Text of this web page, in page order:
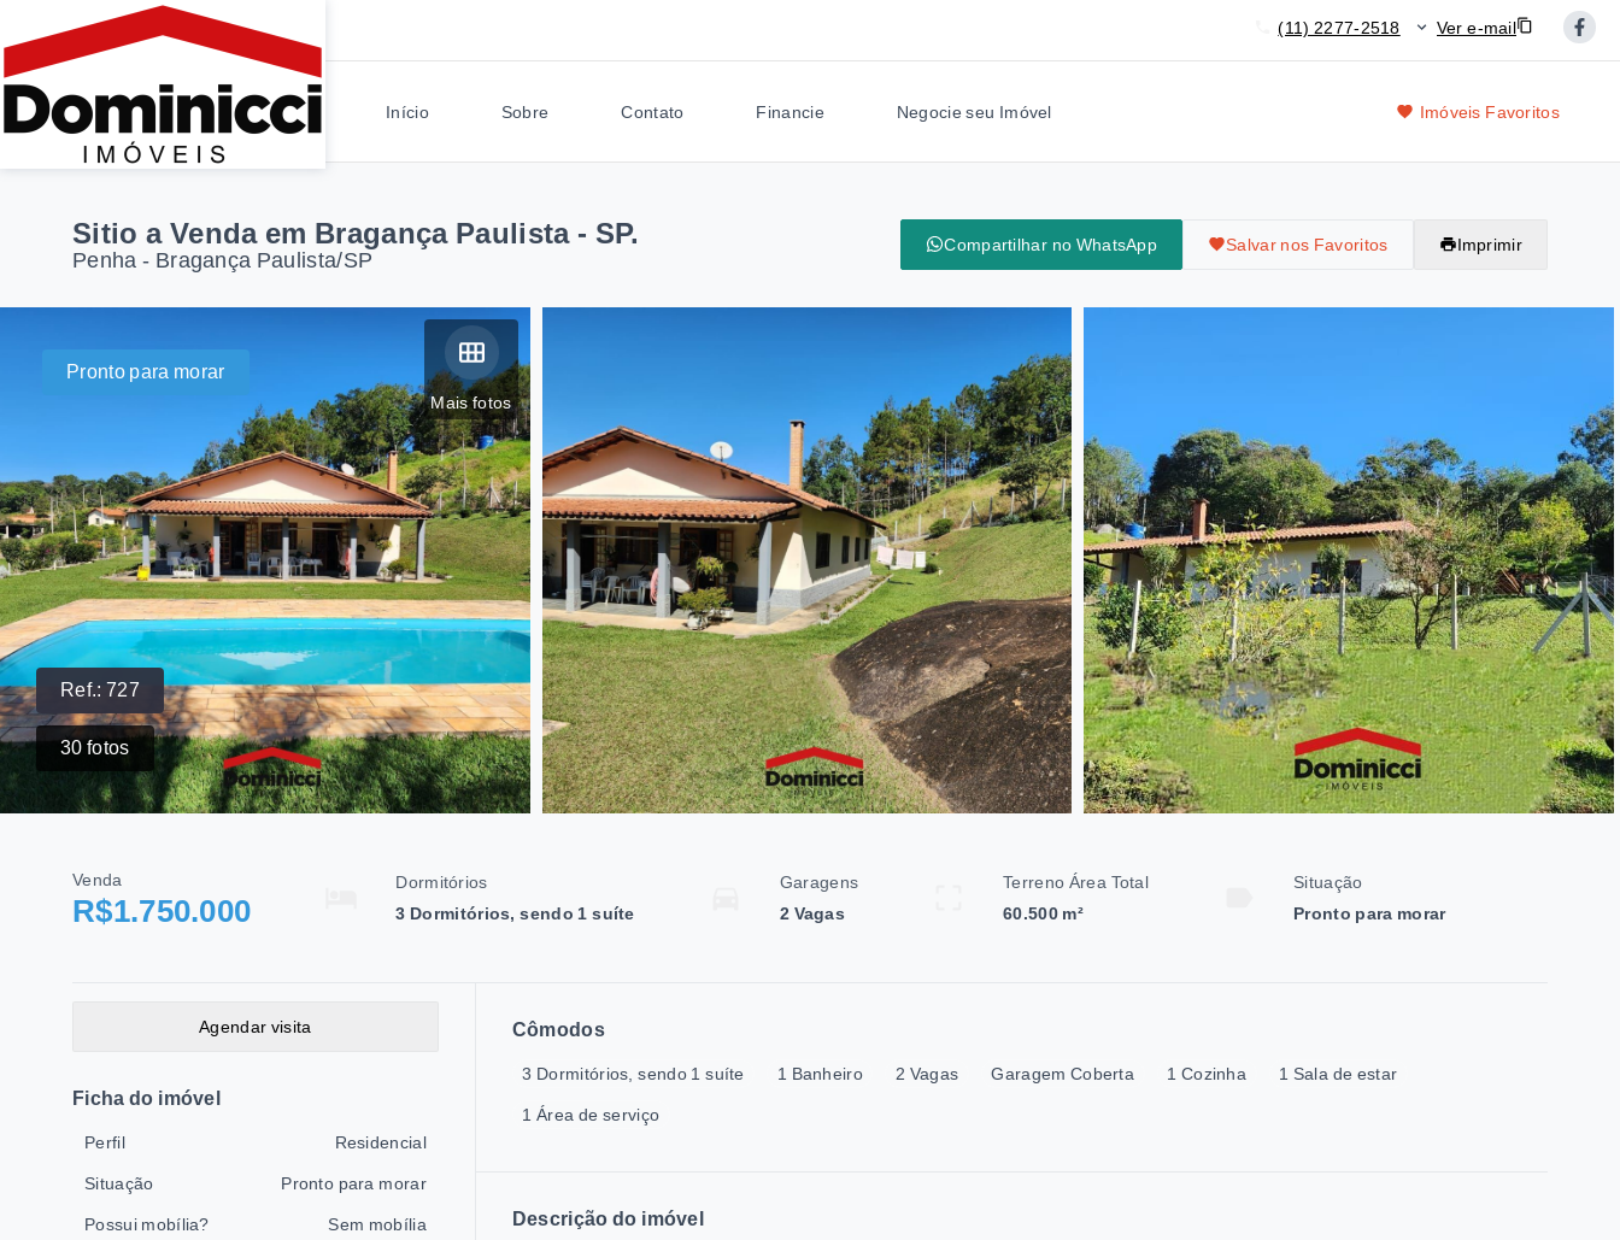
(11) 2277-2518 Ver e-mail
Início Sobre Contato Financie Negocie seu Imóvel Imóveis Favoritos
Sitio a Venda em Bragança Paulista - SP.
Penha - Bragança Paulista/SP
Compartilhar no WhatsApp Salvar nos Favoritos Imprimir
Ref.:727
30 fotos
Mais fotos
Pronto para morar
Venda
R$1.750.000
Dormitórios
3 Dormitórios, sendo 1 suíte
Garagens
2 Vagas
Terreno Área Total
60.500 m²
Situação
Pronto para morar
Cômodos
3 Dormitórios, sendo 1 suíte 1 Banheiro 2 Vagas Garagem Coberta 1 Cozinha 1 Sala de estar
1 Área de serviço
Descrição do imóvel
Agendar visita
Ficha do imóvel
Perfil Residencial
Situação Pronto para morar
Possui mobília? Sem mobília